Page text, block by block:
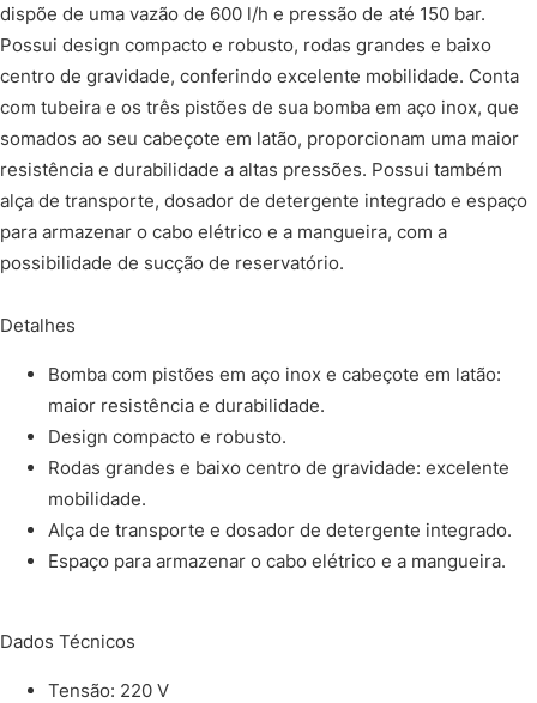
dispõe de uma vazão de 600 l/h e pressão de até 150 bar.
Possui design compacto e robusto, rodas grandes e baixo
centro de gravidade, conferindo excelente mobilidade. Conta
com tubeira e os três pistões de sua bomba em aço inox, que
somados ao seu cabeçote em latão, proporcionam uma maior
resistência e durabilidade a altas pressões. Possui também
alça de transporte, dosador de detergente integrado e espaço
para armazenar o cabo elétrico e a mangueira, com a
possibilidade de sucção de reservatório.
Detalhes
Bomba com pistões em aço inox e cabeçote em latão:
maior resistência e durabilidade.
Design compacto e robusto.
Rodas grandes e baixo centro de gravidade: excelente
mobilidade.
Alça de transporte e dosador de detergente integrado.
Espaço para armazenar o cabo elétrico e a mangueira.
Dados Técnicos
Tensão: 220 V